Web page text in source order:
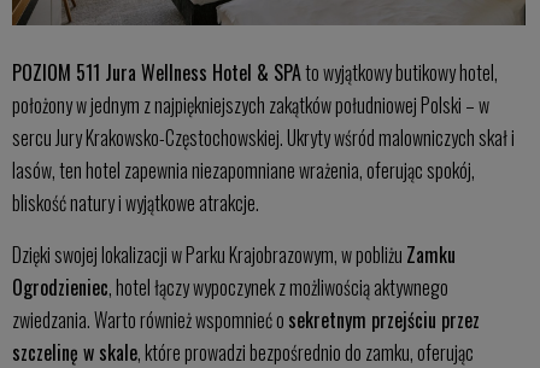
POZIOM 511 Jura Wellness Hotel & SPAto wyjątkowy butikowy hotel,
położony w jednym z najpiękniejszych zakątków południowej Polski – w
sercu Jury Krakowsko-Częstochowskiej. Ukryty wśród malowniczych skał i
lasów, ten hotel zapewnia niezapomniane wrażenia, oferując spokój,
bliskość natury i wyjątkowe atrakcje.
Dzięki swojej lokalizacji w Parku Krajobrazowym, w pobliżu Zamku
Ogrodzieniec, hotel łączy wypoczynek z możliwością aktywnego
zwiedzania. Warto również wspomnieć o sekretnym przejściu przez
szczelinę w skale, które prowadzi bezpośrednio do zamku, oferując